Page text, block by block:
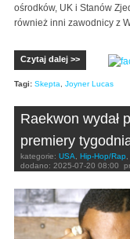
ośrodków, UK i Stanów
również inni zawodnicy z
Czytaj dalej >>
Tagi: Skepta, Joyner Lucas
Raekwon wydał
premiery
kategorie: USA, Hip-Hop/Rap,
dodano: 2025-07-20 08:00